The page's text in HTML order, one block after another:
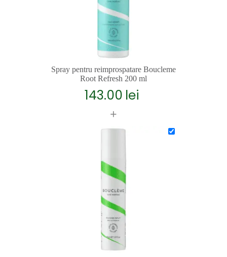
Spray pentru reimprospatare Boucleme
Root Refresh 200 ml
143.00 lei
+